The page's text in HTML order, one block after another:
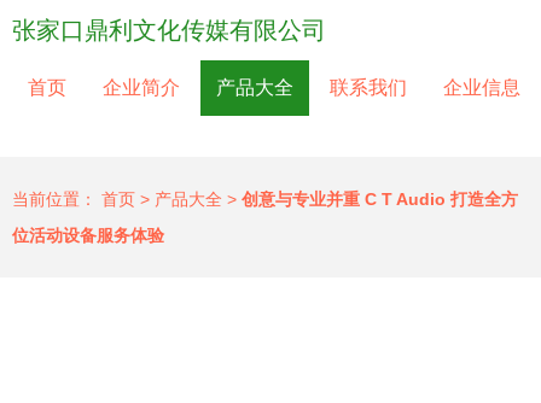
张家口鼎利文化传媒有限公司
首页 企业简介 产品大全 联系我们 企业信息
当前位置： 首页 > 产品大全 > 创意与专业并重 C T Audio 打造全方
位活动设备服务体验